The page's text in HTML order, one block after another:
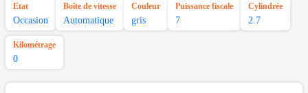
Etat
Occasion
Boîte de vitesse
Automatique
Couleur
gris
Puissance fiscale
7
Cylindrée
2.7
Kilométrage
0